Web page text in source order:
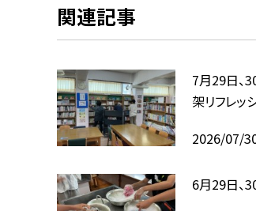
関連記事
7月29日
架リフレッ
2026/07/
6月29日、